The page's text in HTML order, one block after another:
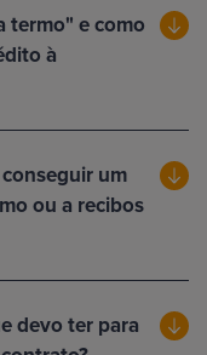
termo" e como
à
um
ou a recibos
devo ter para